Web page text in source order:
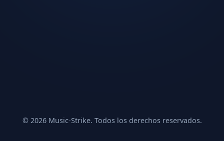
© 2026 Music-Strike. Todos los derechos reservados.